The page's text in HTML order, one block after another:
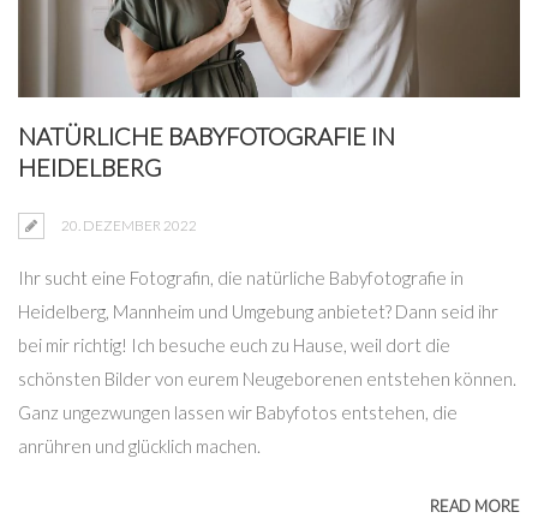
NATÜRLICHE BABYFOTOGRAFIE IN
HEIDELBERG
20. DEZEMBER 2022
Ihr sucht eine Fotografin, die natürliche Babyfotografie in
Heidelberg, Mannheim und Umgebung anbietet? Dann seid ihr
bei mir richtig! Ich besuche euch zu Hause, weil dort die
schönsten Bilder von eurem Neugeborenen entstehen können.
Ganz ungezwungen lassen wir Babyfotos entstehen, die
anrühren und glücklich machen.
READ MORE